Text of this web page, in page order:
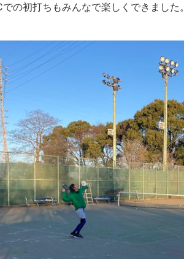
の初打ちもみんなで楽しくできました。